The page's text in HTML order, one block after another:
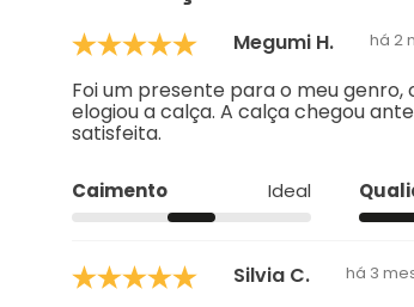
Megumi H. há 2
Foi um presente para o meu
elogiou a calça. A calça chegou
satisfeita.
Caimento Ideal
Silvia C. há 3